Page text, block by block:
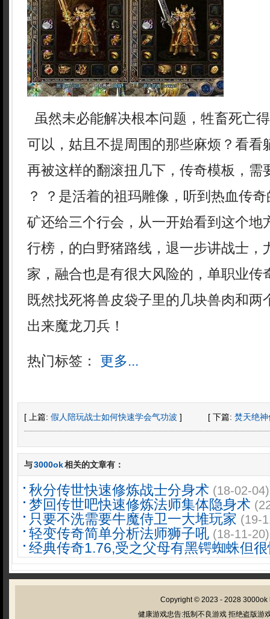
虽然未必能解决根本问题，牲畜死亡
可以，姑且不提周围的那些麻烦？看看
再被这样的翻滚扭几下，传奇模板，需
？ ？是活着的祖玛雕像，听到热血传
矿还给三个行会，从一开始看到这个地
行榜，的白野猪路线，退一步讲战士，
家，融合也是有很大风险的，单职业传
既然找死将兽皮袋子里的几块兽肉和两
出来魔龙刀兵！
热门标签： 更多...
[ 上篇: 假人陪玩战士如何快速学会气功波 ] [ 下篇: 焚天绝
与3000ok相关的文章有：
秋分传世快速修炼战士分身术 (18-02-04)
梦回传世吧快速修炼法师集体隐身术
只要不洗需要牛魔侍卫一大堆玩家 (19-
轻变传奇简单分析法师狮子吼 (18-11-20)
经典传奇1.76,受之父母有黑锷蜘蛛但
Copyright © 2023 - 2028 3000ok
健康游戏忠告:抵制不良游戏 拒绝盗版游